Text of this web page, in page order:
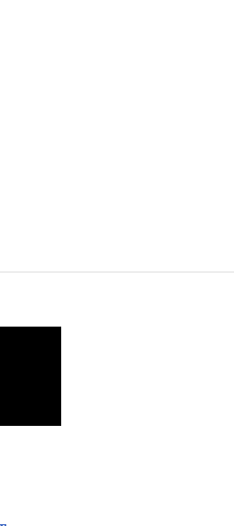
#gastronomie
vente de vin avec Vin Tourisme.